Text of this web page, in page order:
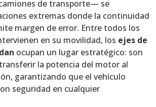
de transporte— se
extremas donde la continuidad
margen de error. Entre todos los
en su movilidad, los ejes de
ocupan un lugar estratégico: son
la potencia del motor al
garantizando que el vehículo
seguridad en cualquier